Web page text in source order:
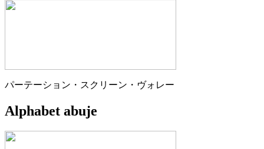
パーテーション・スクリーン・ヴォレー
Alphabet abuje